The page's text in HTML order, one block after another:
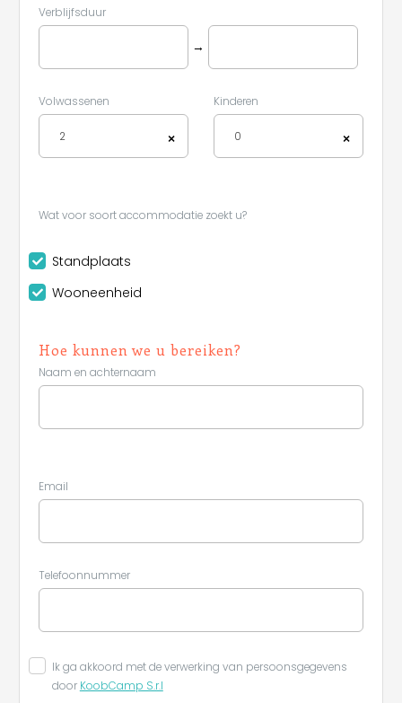
Verblijfsduur
→
Volwassenen
×
2
Kinderen
×
0
Wat voor soort accommodatie zoekt u?
Standplaats
Wooneenheid
Hoe kunnen we u bereiken?
Naam en achternaam
Email
Telefoonnummer
Ik ga akkoord met de verwerking van persoonsgegevens
door KoobCamp S.r.l